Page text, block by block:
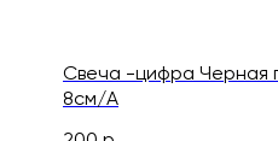
Свеча -цифра Черная
8см/A